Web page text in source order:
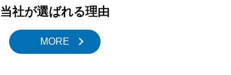
当社が選ばれる理由
MORE